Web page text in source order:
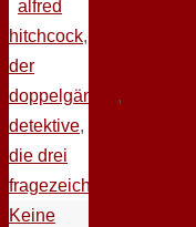
alfred
hitchcock,
der
doppelgänger ,
detektive,
die drei
fragezeichen
Keine